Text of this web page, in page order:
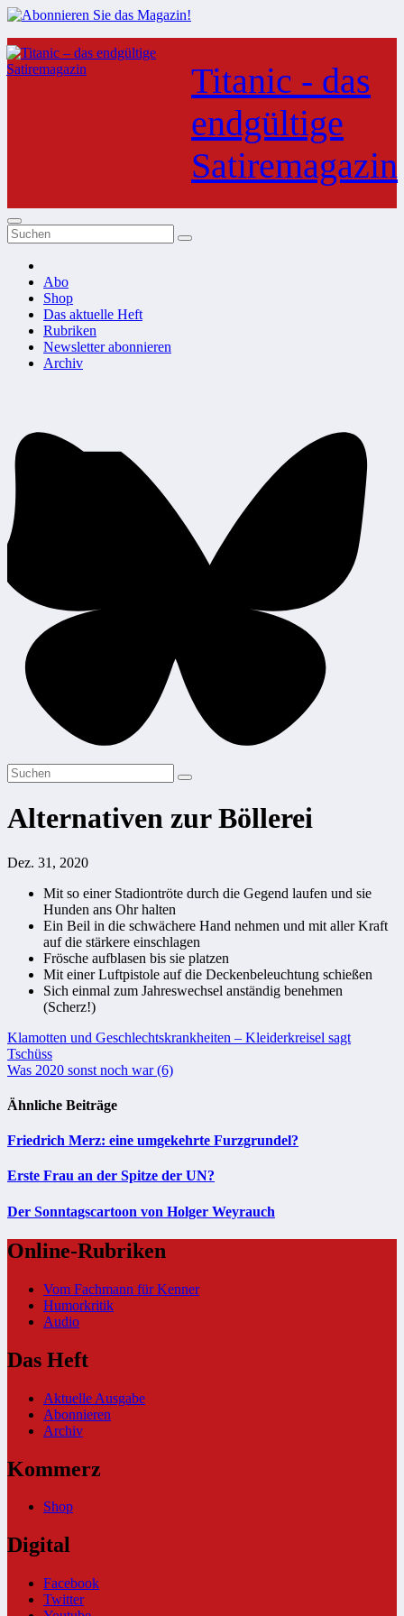
Zum
Inhalt
springen
Titanic - das
endgültige
Satiremagazin
Abo
Shop
Das aktuelle Heft
Rubriken
Newsletter abonnieren
Archiv
Alternativen zur Böllerei
Dez. 31, 2020
Mit so einer Stadiontröte durch die Gegend laufen und sie
Hunden ans Ohr halten
Ein Beil in die schwächere Hand nehmen und mit aller Kraft
auf die stärkere einschlagen
Frösche aufblasen bis sie platzen
Mit einer Luftpistole auf die Deckenbeleuchtung schießen
Sich einmal zum Jahreswechsel anständig benehmen
(Scherz!)
Beitragsnavigation
Klamotten und Geschlechtskrankheiten – Kleiderkreisel sagt
Tschüss
Was 2020 sonst noch war (6)
Ähnliche Beiträge
Friedrich Merz: eine umgekehrte Furzgrundel?
Erste Frau an der Spitze der UN?
Der Sonntagscartoon von Holger Weyrauch
Online-Rubriken
Vom Fachmann für Kenner
Humorkritik
Audio
Das Heft
Aktuelle Ausgabe
Abonnieren
Archiv
Kommerz
Shop
Digital
Facebook
Twitter